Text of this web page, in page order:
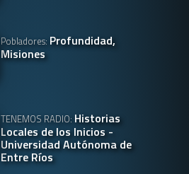
Pobladores: Profundidad,
Misiones
TENEMOS RADIO: Historias
Locales de los Inicios -
Universidad Autónoma de
Entre Ríos